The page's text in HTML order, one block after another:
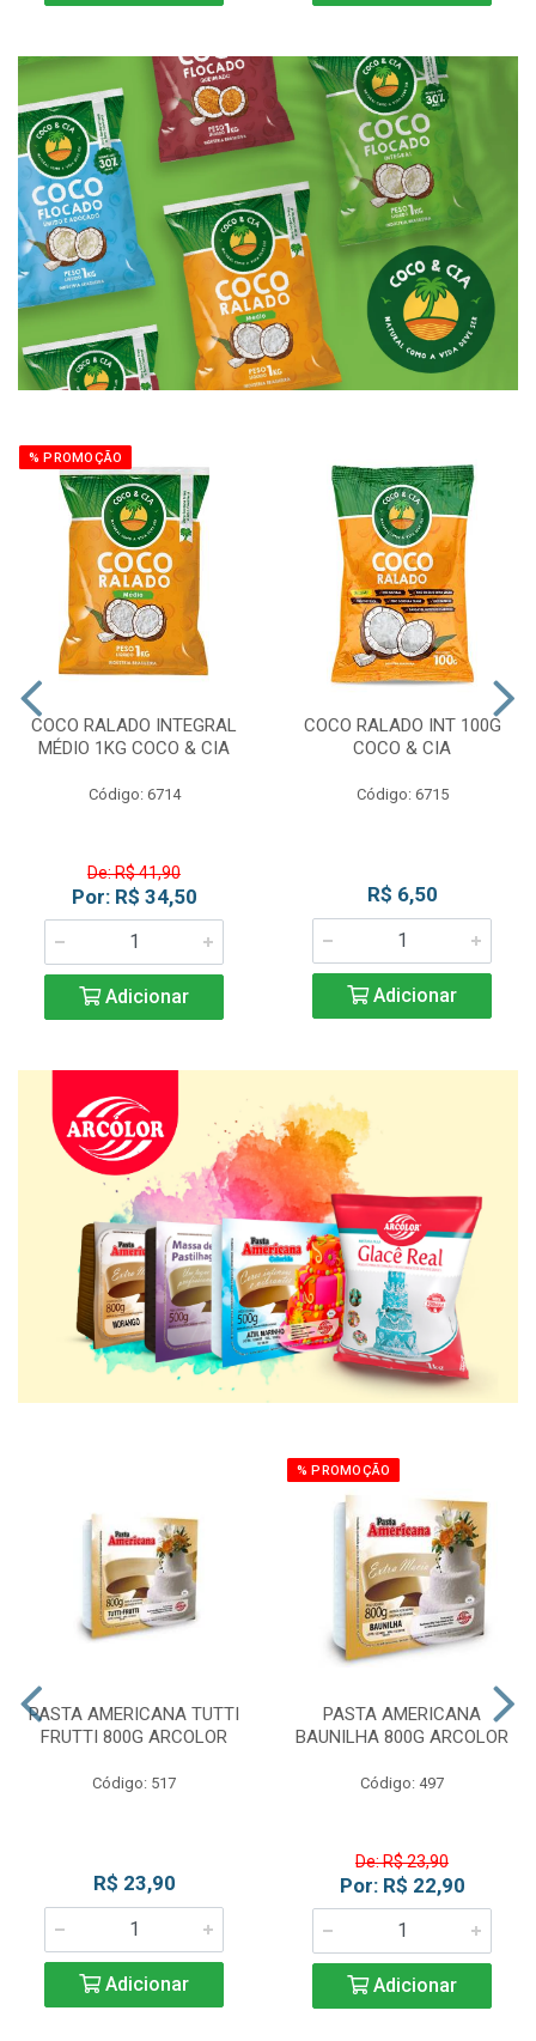
% PROMOÇÃO
COCO RALADO INTEGRAL
MÉDIO 1KG COCO & CIA
Código: 6714
De: R$ 41,90
Por: R$ 34,50
Adicionar
COCO RALADO INT 100G
COCO & CIA
Código: 6715
R$ 6,50
Adicionar
PASTA AMERICANA TUTTI
FRUTTI 800G ARCOLOR
Código: 517
R$ 23,90
Adicionar
% PROMOÇÃO
PASTA AMERICANA
BAUNILHA 800G ARCOLOR
Código: 497
De: R$ 23,90
Por: R$ 22,90
Adicionar